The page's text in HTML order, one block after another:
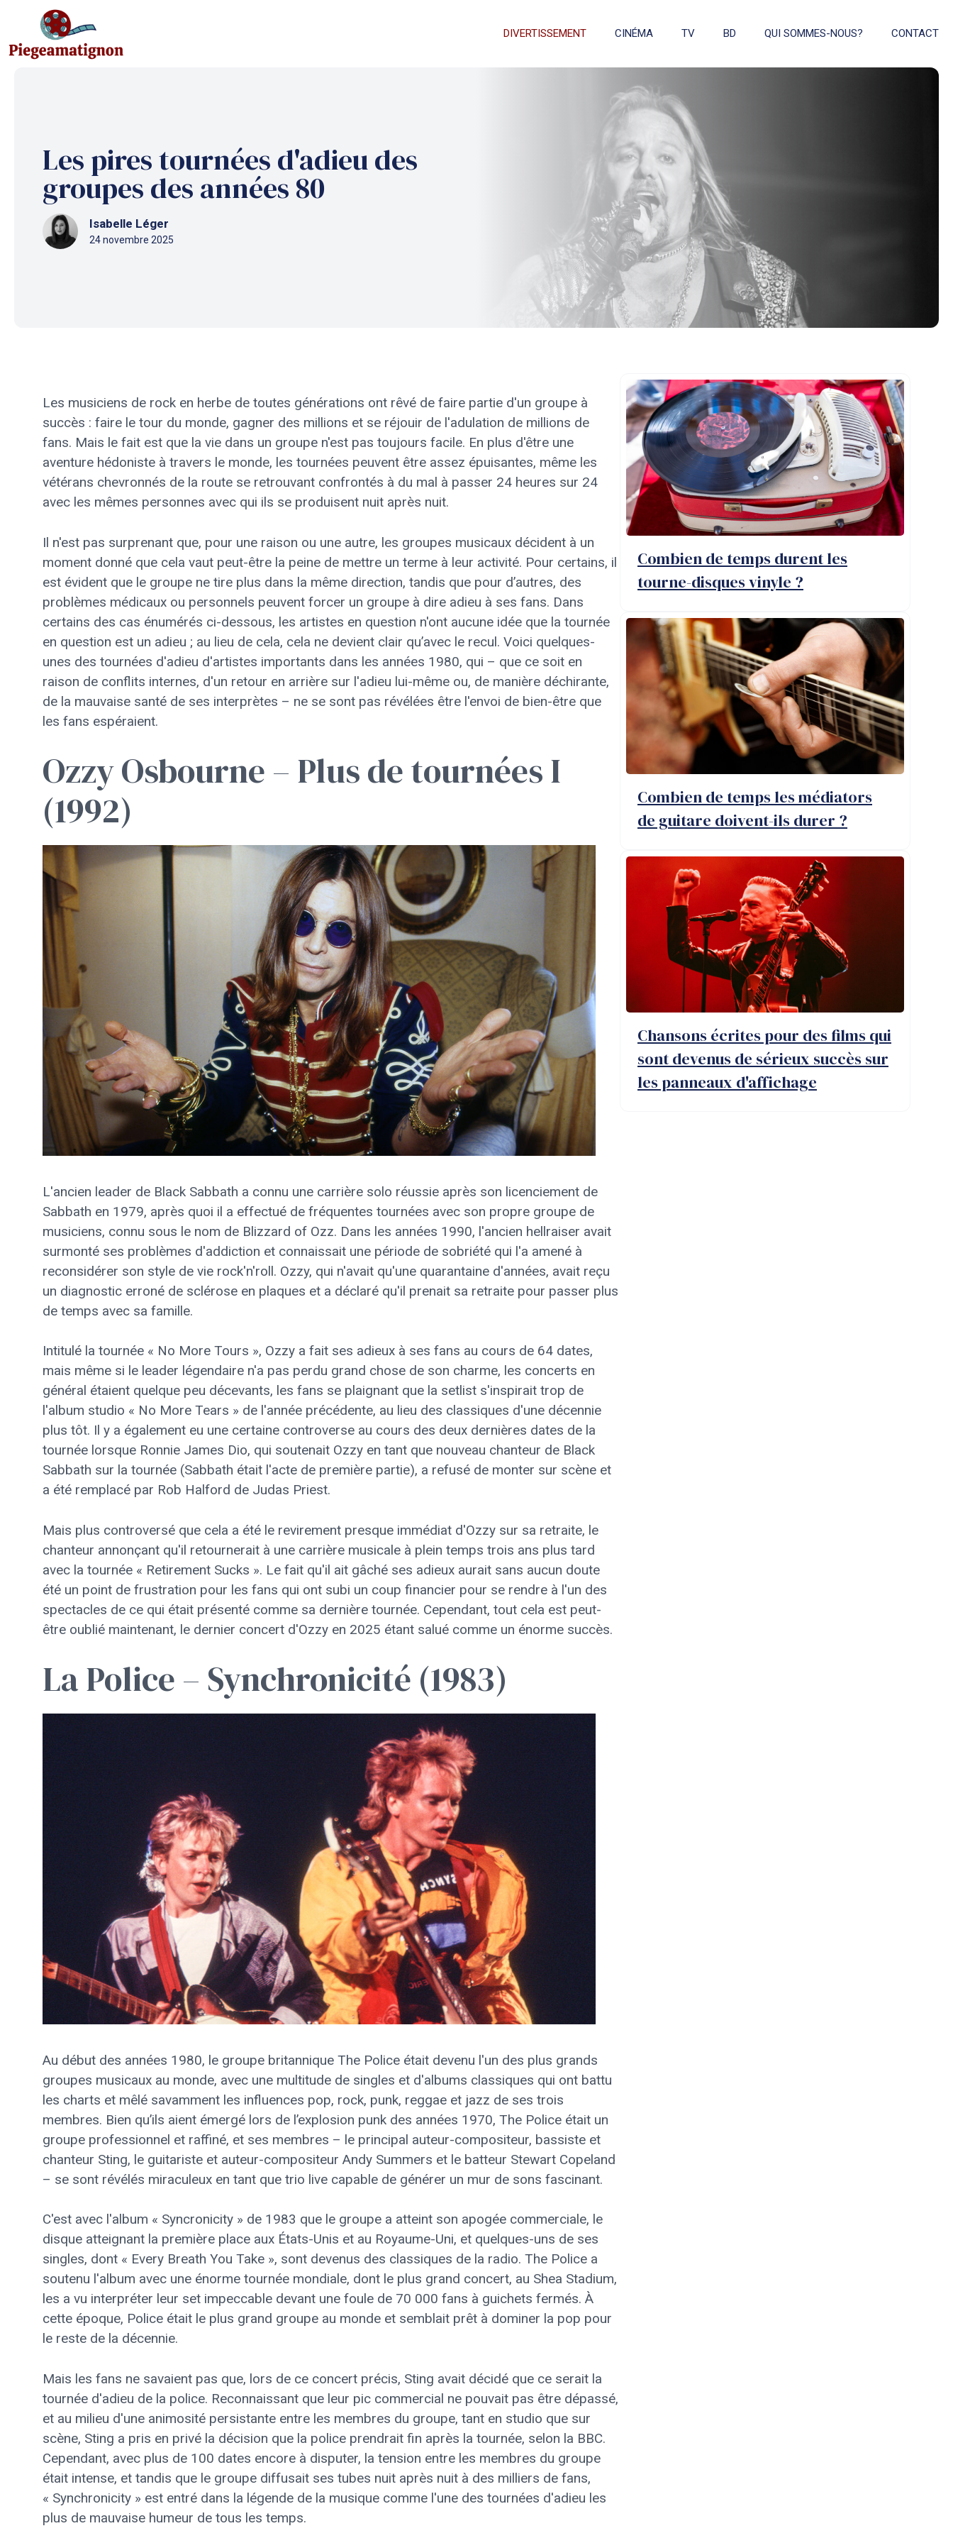
contenu
DIVERTISSEMENT CINÉMA TV BD QUI SOMMES-NOUS? CONTACT
Les pires tournées d'adieu des
groupes des années 80
Isabelle Léger
24 novembre 2025
Les musiciens de rock en herbe de toutes générations ont rêvé de faire partie d'un groupe à
succès : faire le tour du monde, gagner des millions et se réjouir de l'adulation de millions de
fans. Mais le fait est que la vie dans un groupe n'est pas toujours facile. En plus d'être une
aventure hédoniste à travers le monde, les tournées peuvent être assez épuisantes, même les
vétérans chevronnés de la route se retrouvant confrontés à du mal à passer 24 heures sur 24
avec les mêmes personnes avec qui ils se produisent nuit après nuit.
Il n'est pas surprenant que, pour une raison ou une autre, les groupes musicaux décident à un
moment donné que cela vaut peut-être la peine de mettre un terme à leur activité. Pour certains, il
est évident que le groupe ne tire plus dans la même direction, tandis que pour d’autres, des
problèmes médicaux ou personnels peuvent forcer un groupe à dire adieu à ses fans. Dans
certains des cas énumérés ci-dessous, les artistes en question n'ont aucune idée que la tournée
en question est un adieu ; au lieu de cela, cela ne devient clair qu’avec le recul. Voici quelques-
unes des tournées d'adieu d'artistes importants dans les années 1980, qui – que ce soit en
raison de conflits internes, d'un retour en arrière sur l'adieu lui-même ou, de manière déchirante,
de la mauvaise santé de ses interprètes – ne se sont pas révélées être l'envoi de bien-être que
les fans espéraient.
Ozzy Osbourne – Plus de tournées I
(1992)
L'ancien leader de Black Sabbath a connu une carrière solo réussie après son licenciement de
Sabbath en 1979, après quoi il a effectué de fréquentes tournées avec son propre groupe de
musiciens, connu sous le nom de Blizzard of Ozz. Dans les années 1990, l'ancien hellraiser avait
surmonté ses problèmes d'addiction et connaissait une période de sobriété qui l'a amené à
reconsidérer son style de vie rock'n'roll. Ozzy, qui n'avait qu'une quarantaine d'années, avait reçu
un diagnostic erroné de sclérose en plaques et a déclaré qu'il prenait sa retraite pour passer plus
de temps avec sa famille.
Intitulé la tournée « No More Tours », Ozzy a fait ses adieux à ses fans au cours de 64 dates,
mais même si le leader légendaire n'a pas perdu grand chose de son charme, les concerts en
général étaient quelque peu décevants, les fans se plaignant que la setlist s'inspirait trop de
l'album studio « No More Tears » de l'année précédente, au lieu des classiques d'une décennie
plus tôt. Il y a également eu une certaine controverse au cours des deux dernières dates de la
tournée lorsque Ronnie James Dio, qui soutenait Ozzy en tant que nouveau chanteur de Black
Sabbath sur la tournée (Sabbath était l'acte de première partie), a refusé de monter sur scène et
a été remplacé par Rob Halford de Judas Priest.
Mais plus controversé que cela a été le revirement presque immédiat d'Ozzy sur sa retraite, le
chanteur annonçant qu'il retournerait à une carrière musicale à plein temps trois ans plus tard
avec la tournée « Retirement Sucks ». Le fait qu'il ait gâché ses adieux aurait sans aucun doute
été un point de frustration pour les fans qui ont subi un coup financier pour se rendre à l'un des
spectacles de ce qui était présenté comme sa dernière tournée. Cependant, tout cela est peut-
être oublié maintenant, le dernier concert d'Ozzy en 2025 étant salué comme un énorme succès.
La Police – Synchronicité (1983)
Au début des années 1980, le groupe britannique The Police était devenu l'un des plus grands
groupes musicaux au monde, avec une multitude de singles et d'albums classiques qui ont battu
les charts et mêlé savamment les influences pop, rock, punk, reggae et jazz de ses trois
membres. Bien qu’ils aient émergé lors de l’explosion punk des années 1970, The Police était un
groupe professionnel et raffiné, et ses membres – le principal auteur-compositeur, bassiste et
chanteur Sting, le guitariste et auteur-compositeur Andy Summers et le batteur Stewart Copeland
– se sont révélés miraculeux en tant que trio live capable de générer un mur de sons fascinant.
C'est avec l'album « Syncronicity » de 1983 que le groupe a atteint son apogée commerciale, le
disque atteignant la première place aux États-Unis et au Royaume-Uni, et quelques-uns de ses
singles, dont « Every Breath You Take », sont devenus des classiques de la radio. The Police a
soutenu l'album avec une énorme tournée mondiale, dont le plus grand concert, au Shea Stadium,
les a vu interpréter leur set impeccable devant une foule de 70 000 fans à guichets fermés. À
cette époque, Police était le plus grand groupe au monde et semblait prêt à dominer la pop pour
le reste de la décennie.
Mais les fans ne savaient pas que, lors de ce concert précis, Sting avait décidé que ce serait la
tournée d'adieu de la police. Reconnaissant que leur pic commercial ne pouvait pas être dépassé,
et au milieu d'une animosité persistante entre les membres du groupe, tant en studio que sur
scène, Sting a pris en privé la décision que la police prendrait fin après la tournée, selon la BBC.
Cependant, avec plus de 100 dates encore à disputer, la tension entre les membres du groupe
était intense, et tandis que le groupe diffusait ses tubes nuit après nuit à des milliers de fans,
« Synchronicity » est entré dans la légende de la musique comme l'une des tournées d'adieu les
plus de mauvaise humeur de tous les temps.
Combien de temps durent les
tourne-disques vinyle ?
Combien de temps les médiators
de guitare doivent-ils durer ?
Chansons écrites pour des films qui
sont devenus de sérieux succès sur
les panneaux d'affichage